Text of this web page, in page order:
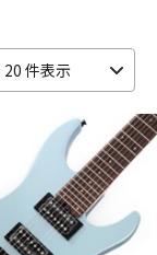
レレ
ーカッション
子ピアノ
20 件表示